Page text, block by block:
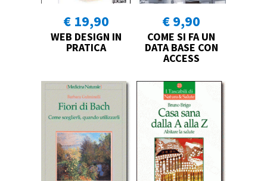
€ 19,90
WEB DESIGN IN
PRATICA
€ 9,90
COME SI FA UN
DATA BASE CON
ACCESS